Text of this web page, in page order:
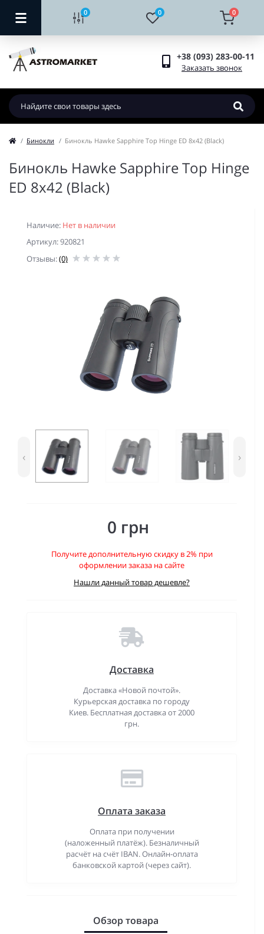
0 0 0
+38 (093) 283-00-11
Заказать звонок
Бинокли Бинокль Hawke Sapphire Top Hinge ED 8x42 (Black)
Бинокль Hawke Sapphire Top Hinge
ED 8x42 (Black)
Наличие: Нет в наличии
Артикул: 920821
Отзывы:(0)
‹ ›
0 грн
Получите дополнительную скидку в 2% при
оформлении заказа на сайте
Нашли данный товар дешевле?
Доставка
Доставка «Новой почтой».
Курьерская доставка по городу
Киев. Бесплатная доставка от 2000
грн.
Оплата заказа
Оплата при получении
(наложенный платёж). Безналичный
расчёт на счёт IBAN. Онлайн-оплата
банковской картой (через сайт).
Обзор товара